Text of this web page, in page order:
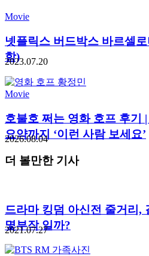
Movie
넷플릭스 버드박스 바르셀
함)
2023.07.20
Movie
호불호 쩌는 영화 호프 후기
요약까지 ‘이런 사람 보세요’
2026.08.04
더 볼만한 기사
드라마 킹덤 아신전 줄거리,
몇부작 일까?
2021.07.27